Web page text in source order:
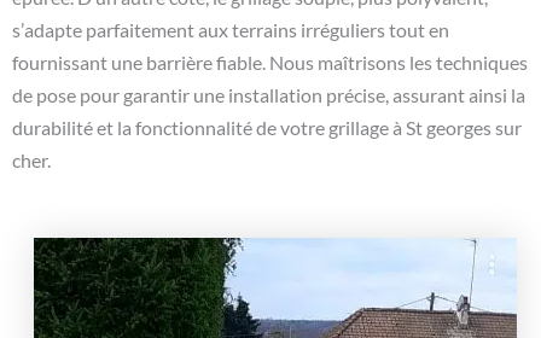
s’adapte parfaitement aux terrains irréguliers tout en
fournissant une barrière fiable. Nous maîtrisons les techniques
de pose pour garantir une installation précise, assurant ainsi la
durabilité et la fonctionnalité de votre grillage à St georges sur
cher.